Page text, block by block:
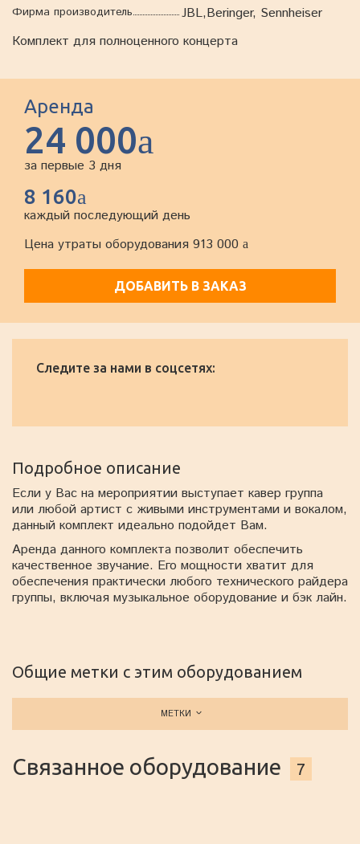
Фирма производитель
JBL,Beringer, Sennheiser
Комплект для полноценного концерта
Аренда
24 000a
за первые 3 дня
8 160a
каждый последующий день
Цена утраты оборудования 913 000 a
ДОБАВИТЬ В ЗАКАЗ
Следите за нами в соцсетях:
Подробное описание
Если у Вас на мероприятии выступает кавер группа
или любой артист с живыми инструментами и вокалом,
данный комплект идеально подойдет Вам.
Аренда данного комплекта позволит обеспечить
качественное звучание. Его мощности хватит для
обеспечения практически любого технического райдера
группы, включая музыкальное оборудование и бэк лайн.
Общие метки с этим оборудованием
МЕТКИ
Связанное оборудование 7